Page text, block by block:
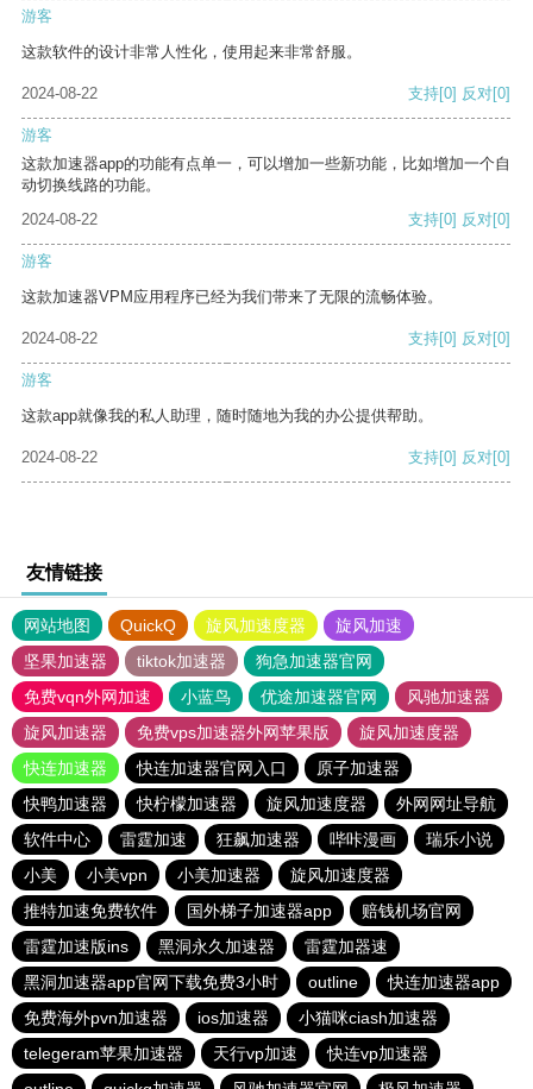
游客
这款软件的设计非常人性化，使用起来非常舒服。
2024-08-22 支持[0] 反对[0]
游客
这款加速器app的功能有点单一，可以增加一些新功能，比如增加一个自
动切换线路的功能。
2024-08-22
支持[0] 反对[0]
游客
这款加速器VPM应用程序已经为我们带来了无限的流畅体验。
2024-08-22 支持[0] 反对[0]
游客
这款app就像我的私人助理，随时随地为我的办公提供帮助。
2024-08-22 支持[0] 反对[0]
友情链接
网站地图 QuickQ 旋风加速度器
旋风加速
坚果加速器
tiktok加速器
狗急加速器官网
免费vqn外网加速
小蓝鸟 优途加速器官网
风驰加速器
旋风加速器
免费vps加速器外网苹果版
旋风加速度器
快连加速器
快连加速器官网入口
原子加速器
快鸭加速器
快柠檬加速器 旋风加速度器
外网网址导航
软件中心
雷霆加速 狂飙加速器 哔咔漫画
瑞乐小说
小美
小美vpn 小美加速器
旋风加速度器
推特加速免费软件
国外梯子加速器app
赔钱机场官网
雷霆加速版ins
黑洞永久加速器
雷霆加器速
黑洞加速器app官网下载免费3小时
outline
快连加速器app
免费海外pvn加速器
ios加速器
小猫咪ciash加速器
telegeram苹果加速器
天行vp加速
快连vp加速器